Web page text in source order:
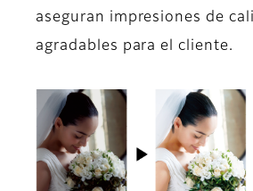
aseguran impresiones de
agradables para el cliente.